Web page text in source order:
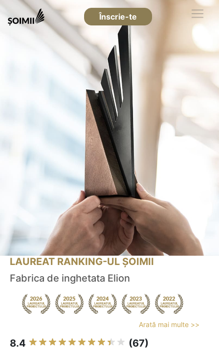
Înscrie-te
LAUREAT RANKING-UL ȘOIMII
Fabrica de inghetata Elion
Arată mai multe >>
8.4 (67)